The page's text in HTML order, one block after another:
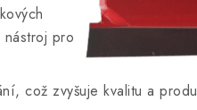
pro
což zvyšuje kvalitu a